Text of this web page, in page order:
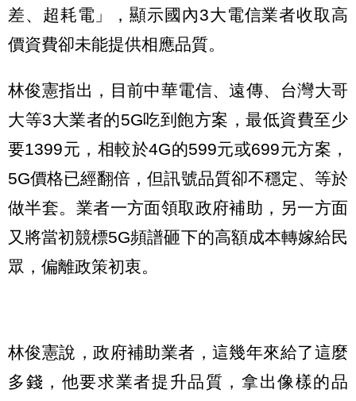
差、超耗電」，顯示國內3大電信業者收取高
價資費卻未能提供相應品質。
林俊憲指出，目前中華電信、遠傳、台灣大哥
大等3大業者的5G吃到飽方案，最低資費至少
要1399元，相較於4G的599元或699元方案，
5G價格已經翻倍，但訊號品質卻不穩定、等於
做半套。業者一方面領取政府補助，另一方面
又將當初競標5G頻譜砸下的高額成本轉嫁給民
眾，偏離政策初衷。
林俊憲說，政府補助業者，這幾年來給了這麼
多錢，他要求業者提升品質，拿出像樣的品